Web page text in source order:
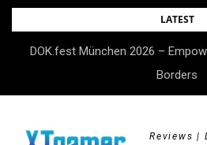
Skip
content
LATEST
DOK.fest München 2026 –
Borders
Reviews |